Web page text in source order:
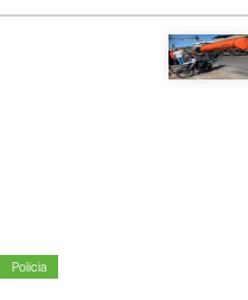
Polícia